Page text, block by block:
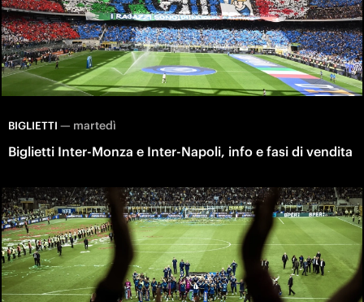
BIGLIETTI — martedì
Biglietti Inter-Monza e Inter-Napoli, info e fasi di vendita